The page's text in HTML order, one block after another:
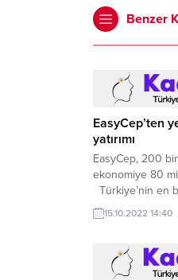
Benzer
EasyCep’ten
yatırımı
EasyCep, 200
ekonomiye 80
Türkiye’nin en
elektronik ürün
15.10.2022 14:40